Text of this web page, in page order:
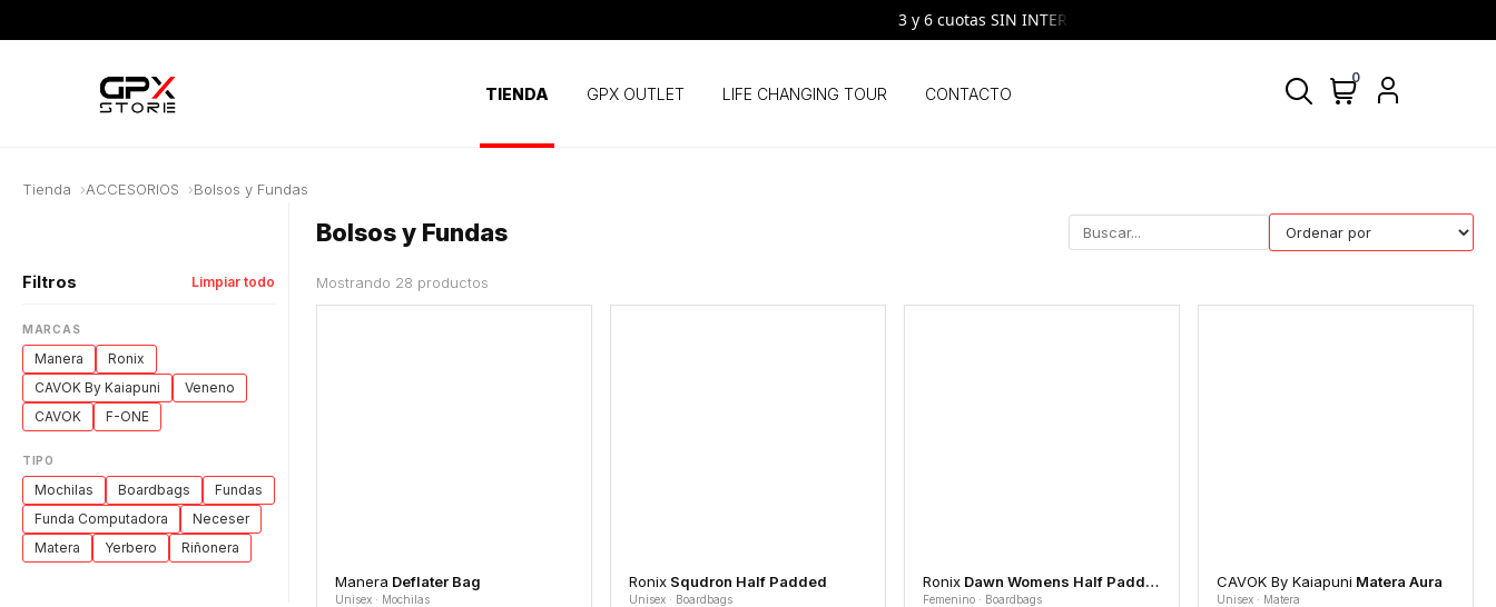
3 y 6 cuotas SIN INTERES | VISA y MASTERCARD | Todos los días, todos los bancos
TIENDA GPX OUTLET LIFE CHANGING TOUR CONTACTO
0
Tienda ACCESORIOS Bolsos y Fundas
Filtros Limpiar todo
MARCAS
Manera
Ronix
CAVOK By Kaiapuni
Veneno
CAVOK
F-ONE
TIPO
Mochilas Boardbags
Fundas
Funda Computadora
Neceser
Matera
Yerbero Riñonera
Bolsos y Fundas
Mostrando 28 productos
Manera Deflater Bag
Unisex · Mochilas
Ronix Squdron Half Padded
Unisex · Boardbags
Ronix Dawn Womens Half Padded
Femenino · Boardbags
CAVOK By Kaiapuni Matera Aura
Unisex · Matera